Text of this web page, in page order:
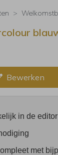
Bewerken
in de editor
met